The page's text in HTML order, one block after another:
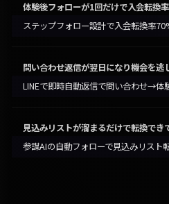
体験後フォローが1回だけで入会転換
ステップフォロー設計で入会転換率
問い合わせ返信が翌日になり機会を逃
LINEで即時自動返信で問い合わせ→体
見込みリストが溜まるだけで転換でき
参謀AIの自動フォローで見込みリスト